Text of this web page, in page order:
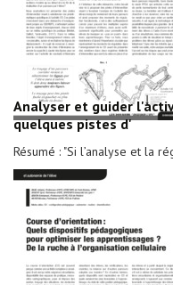
Analyser et guider
quelques pistes d'
Résumé : "Si l’analyse et la